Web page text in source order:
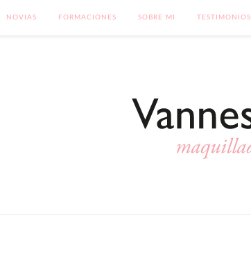
NOVIAS FORMACIONES SOBRE MI TESTIMONIOS